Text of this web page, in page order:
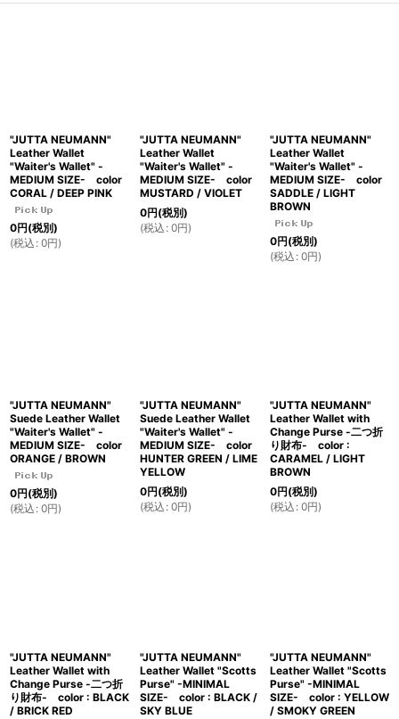
"JUTTA NEUMANN"
Leather Wallet
"Waiter's Wallet" -
MEDIUM SIZE- color
CORAL / DEEP PINK
0円(税別)
(税込 : 0円)
"JUTTA NEUMANN"
Leather Wallet
"Waiter's Wallet" -
MEDIUM SIZE- color
MUSTARD / VIOLET
0円(税別)
(税込 : 0円)
"JUTTA NEUMANN"
Leather Wallet
"Waiter's Wallet" -
MEDIUM SIZE- color
SADDLE / LIGHT
BROWN
0円(税別)
(税込 : 0円)
"JUTTA NEUMANN"
Suede Leather Wallet
"Waiter's Wallet" -
MEDIUM SIZE- color
ORANGE / BROWN
0円(税別)
(税込 : 0円)
"JUTTA NEUMANN"
Suede Leather Wallet
"Waiter's Wallet" -
MEDIUM SIZE- color
HUNTER GREEN / LIME
YELLOW
0円(税別)
(税込 : 0円)
"JUTTA NEUMANN"
Leather Wallet with
Change Purse -二つ折
り財布- color :
CARAMEL / LIGHT
BROWN
0円(税別)
(税込 : 0円)
"JUTTA NEUMANN"
Leather Wallet with
Change Purse -二つ折
り財布- color : BLACK
/ BRICK RED
"JUTTA NEUMANN"
Leather Wallet "Scotts
Purse" -MINIMAL
SIZE- color : BLACK /
SKY BLUE
"JUTTA NEUMANN"
Leather Wallet "Scotts
Purse" -MINIMAL
SIZE- color : YELLOW
/ SMOKY GREEN